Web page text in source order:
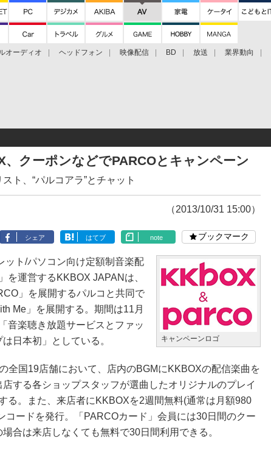
オーディオ ヘッドフォン 映像配信 BD 放送 業界動向
、クーポンなどでPARCOとキャンペーン
ト、“パルコアラ”とチャット
（2013/10/31 15:00）
シェア はてブ note ブックマーク
キャンペーンロゴ
ト/パソコン向け定額制音楽配
を運営するKKBOX JAPANは、
」を展開するパルコと共同で
Me」を展開する。期間は11月
音楽聴き放題サービスとファッ
日本初」としている。
全国19店舗において、店内のBGMにKKBOXの配信楽曲を
する各ショップスタッフが選曲したオリジナルのプレイ
る。また、来店者にKKBOXを2週間無料(通常は月額980
コードを発行。「PARCOカード」会員には30日間のクー
合は来店しなくても無料で30日間利用できる。